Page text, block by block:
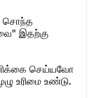
சொந்த
இதற்கு
செய்யவோ
உரிமை உண்டு.